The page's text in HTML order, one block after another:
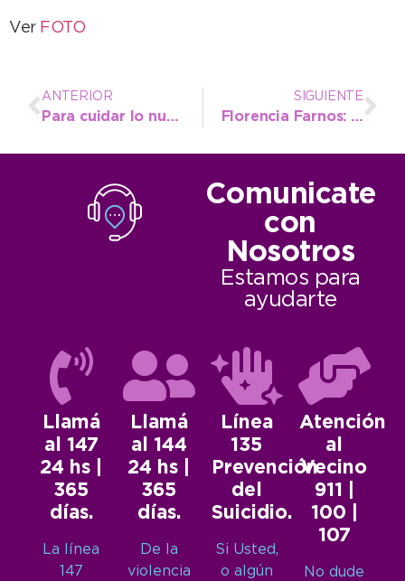
Ver FOTO
ANTERIOR
Para cuidar lo nuestro, arrancan las jornadas de patrimonio cultural
SIGUIENTE
Florencia Farnos: de la Escuela Municipal a Sudamérica
Comunicate
con
Nosotros
Estamos para
ayudarte
Llamá
al 147
24 hs |
365
días.
La línea
147
Llamá
al 144
24 hs |
365
días.
De la
violencia
Línea
135
Prevención
del
Suicidio.
Si Usted,
o algún
Atención
al
Vecino
911 |
100 |
107
No dude